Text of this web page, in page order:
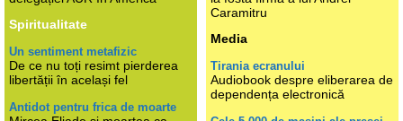
Spiritualitate
Un sentiment metafizic
De ce nu toți resimt pierderea
libertății în același fel
Antidot pentru frica de moarte
Caramitru
Media
Tirania ecranului
Audiobook despre eliberarea de
dependența electronică